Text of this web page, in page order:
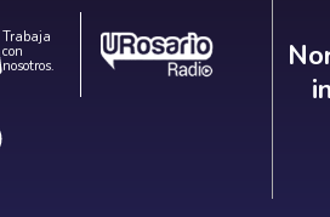
Trabaja
con
nosotros.